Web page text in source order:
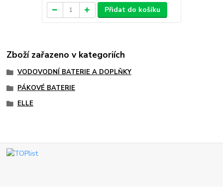
Přidat do košíku
Zboží zařazeno v kategoriích
VODOVODNÍ BATERIE A DOPLŇKY
PÁKOVÉ BATERIE
ELLE